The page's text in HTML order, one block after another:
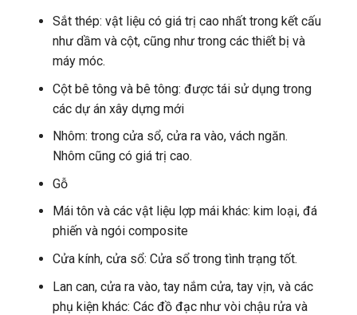
Sắt thép: vật liệu có giá trị cao nhất trong kết cấu
như dầm và cột, cũng như trong các thiết bị và
máy móc.
Cột bê tông và bê tông: được tái sử dụng trong
các dự án xây dựng mới
Nhôm: trong cửa sổ, cửa ra vào, vách ngăn.
Nhôm cũng có giá trị cao.
Gỗ
Mái tôn và các vật liệu lợp mái khác: kim loại, đá
phiến và ngói composite
Cửa kính, cửa sổ: Cửa sổ trong tình trạng tốt.
Lan can, cửa ra vào, tay nắm cửa, tay vịn, và các
phụ kiện khác: Các đồ đạc như vòi chậu rửa và